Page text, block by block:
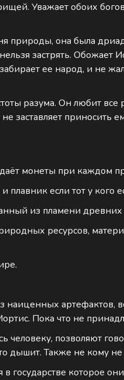
Уважает обоих
природы, она была
застрять.
ее народ, и не
разума. Он любит
заставляет приносить
монеты при каждом
если тот у кого
из пламени древних
ресурсов,
артефактов,
Пока что не
человеку, позволяют
дышит. Также не кому
государстве которое